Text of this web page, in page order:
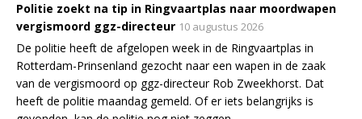
Politie zoekt na tip in Ringvaartplas naar moordwapen
vergismoord ggz-directeur 10 augustus 2026
De politie heeft de afgelopen week in de Ringvaartplas in
Rotterdam-Prinsenland gezocht naar een wapen in de zaak
van de vergismoord op ggz-directeur Rob Zweekhorst. Dat
heeft de politie maandag gemeld. Of er iets belangrijks is